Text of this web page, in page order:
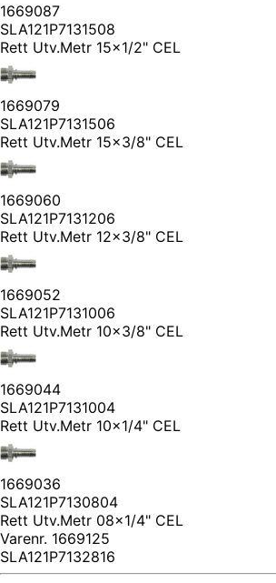
1669087
SLA121P7131508
Rett Utv.Metr 15x1/2" CEL
1669079
SLA121P7131506
Rett Utv.Metr 15x3/8" CEL
1669060
SLA121P7131206
Rett Utv.Metr 12x3/8" CEL
1669052
SLA121P7131006
Rett Utv.Metr 10x3/8" CEL
1669044
SLA121P7131004
Rett Utv.Metr 10x1/4" CEL
1669036
SLA121P7130804
Rett Utv.Metr 08x1/4" CEL
Varenr. 1669125
SLA121P7132816